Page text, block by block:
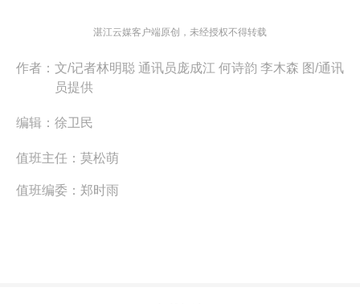
湛江云媒客户端原创，未经授权不得转载
作者： 文/记者林明聪 通讯员庞成江 何诗韵 李木森 图/通讯
员提供
编辑： 徐卫民
值班主任： 莫松萌
值班编委： 郑时雨